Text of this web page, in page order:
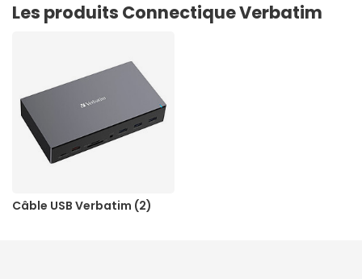
Les produits Connectique Verbatim
Câble USB Verbatim (2)